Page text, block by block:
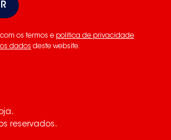
os termos e politica de privacidade
dados deste website.
reservados.